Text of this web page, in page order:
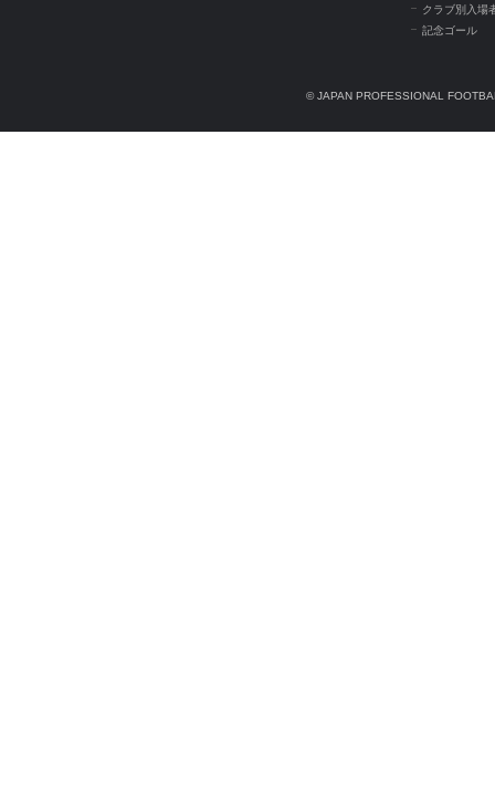
クラブ別入場
記念ゴール
© JAPAN PROFESSIONAL